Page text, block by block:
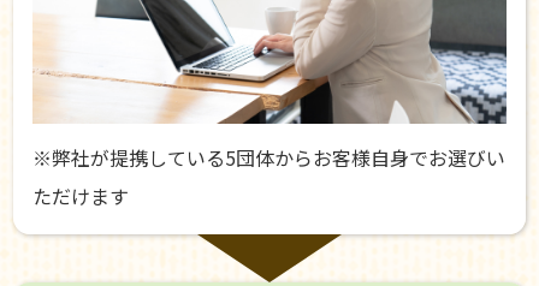
※弊社が提携している5団体からお客様自身でお選びい
ただけます